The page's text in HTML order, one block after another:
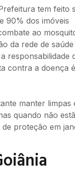
tem feito
90% dos imóveis
ao
da rede de
responsabilidade
contra a doença
manter limpas
quando não
proteção em